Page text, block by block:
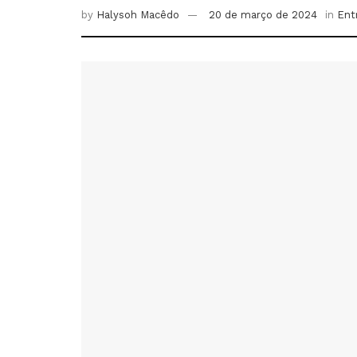
by Halysoh Macêdo 20 de março de 2024 in